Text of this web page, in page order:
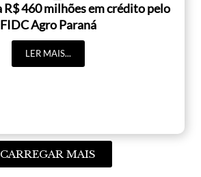
R$ 460 milhões em crédito pelo
FIDC Agro Paraná
LER MAIS...
CARREGAR MAIS